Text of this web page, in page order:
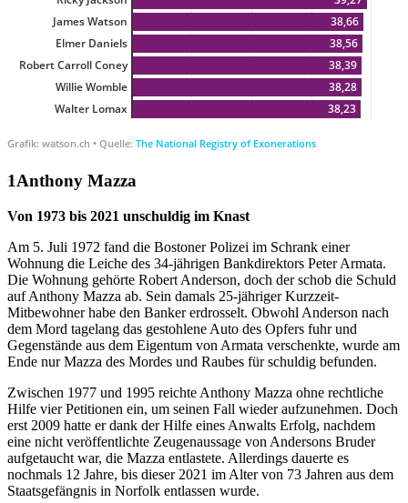
Anthony Mazza
Von 1973 bis 2021 unschuldig im Knast
Am 5. Juli 1972 fand die Bostoner Polizei im Schrank einer
Wohnung die Leiche des 34-jährigen Bankdirektors Peter Armata.
Die Wohnung gehörte Robert Anderson, doch der schob die Schuld
auf Anthony Mazza ab. Sein damals 25-jähriger Kurzzeit-
Mitbewohner habe den Banker erdrosselt. Obwohl Anderson nach
dem Mord tagelang das gestohlene Auto des Opfers fuhr und
Gegenstände aus dem Eigentum von Armata verschenkte, wurde am
Ende nur Mazza des Mordes und Raubes für schuldig befunden.
Zwischen 1977 und 1995 reichte Anthony Mazza ohne rechtliche
Hilfe vier Petitionen ein, um seinen Fall wieder aufzunehmen. Doch
erst 2009 hatte er dank der Hilfe eines Anwalts Erfolg, nachdem
eine nicht veröffentlichte Zeugenaussage von Andersons Bruder
aufgetaucht war, die Mazza entlastete. Allerdings dauerte es
nochmals 12 Jahre, bis dieser 2021 im Alter von 73 Jahren aus dem
Staatsgefängnis in Norfolk entlassen wurde.